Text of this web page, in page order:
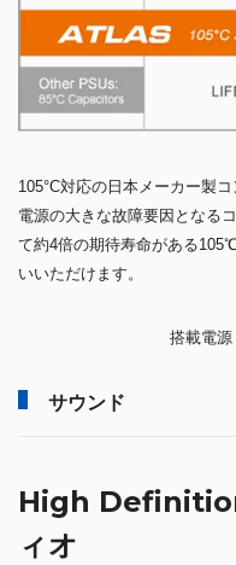
105°C対応の日本メーカー製コ
電源の大きな故障要因となる
て約4倍の期待寿命がある
いいただけます。
搭載電
サウンド
High
ィオ